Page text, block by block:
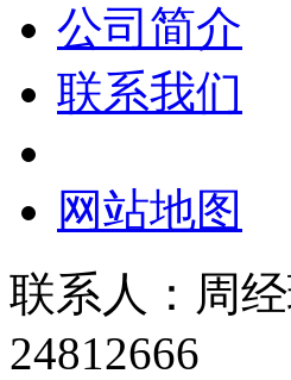
公司简介
联系我们
网站地图
联系人：周
24812666